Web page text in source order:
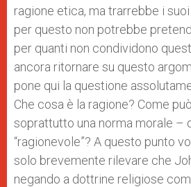
ragione etica, ma trarrebbe i
per questo non potrebbe
per quanti non condividono
ancora ritornare su questo
pone qui la questione
Che cosa è la ragione? Come
soprattutto una norma morale –
“ragionevole”? A questo punto
solo brevemente rilevare che
negando a dottrine religiose